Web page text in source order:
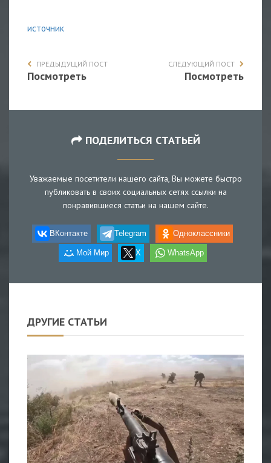
источник
ПРЕДЫДУЩИЙ ПОСТ
Посмотреть
СЛЕДУЮЩИЙ ПОСТ
Посмотреть
ПОДЕЛИТЬСЯ СТАТЬЕЙ
Уважаемые посетители нашего сайта, Вы можете быстро
публиковать в своих социальных сетях ссылки на
понравившиеся статьи на нашем сайте.
ВКонтакте Telegram Одноклассники
Мой Мир X WhatsApp
ДРУГИЕ СТАТЬИ